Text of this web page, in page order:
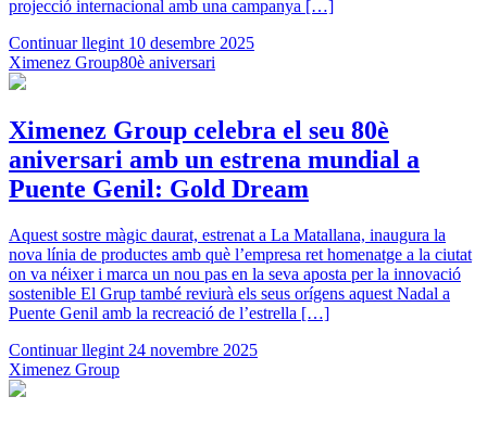
projecció internacional amb una campanya […]
Continuar llegint 10 desembre 2025
Ximenez Group80è aniversari
Ximenez Group celebra el seu 80è
aniversari amb un estrena mundial a
Puente Genil: Gold Dream
Aquest sostre màgic daurat, estrenat a La Matallana, inaugura la
nova línia de productes amb què l’empresa ret homenatge a la ciutat
on va néixer i marca un nou pas en la seva aposta per la innovació
sostenible El Grup també reviurà els seus orígens aquest Nadal a
Puente Genil amb la recreació de l’estrella […]
Continuar llegint 24 novembre 2025
Ximenez Group